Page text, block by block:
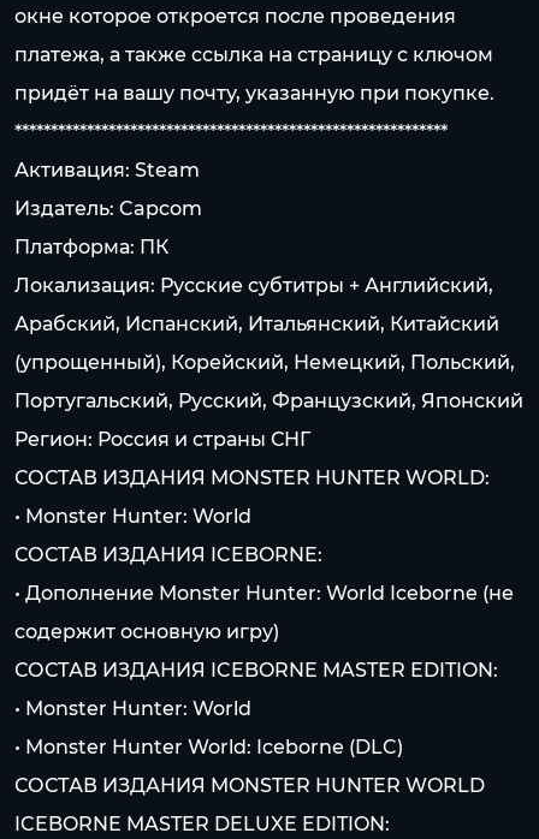
окне которое откроется после проведения
платежа, а также ссылка на страницу с ключом
придёт на вашу почту, указанную при покупке.
************************************************************
Активация: Steam
Издатель: Capcom
Платформа: ПК
Локализация: Русские субтитры + Английский,
Арабский, Испанский, Итальянский, Китайский
(упрощенный), Корейский, Немецкий, Польский,
Португальский, Русский, Французский, Японский
Регион: Россия и страны СНГ
СОСТАВ ИЗДАНИЯ MONSTER HUNTER WORLD:
• Monster Hunter: World
СОСТАВ ИЗДАНИЯ ICEBORNE:
• Дополнение Monster Hunter: World Iceborne (не
содержит основную игру)
СОСТАВ ИЗДАНИЯ ICEBORNE MASTER EDITION:
• Monster Hunter: World
• Monster Hunter World: Iceborne (DLC)
СОСТАВ ИЗДАНИЯ MONSTER HUNTER WORLD
ICEBORNE MASTER DELUXE EDITION: